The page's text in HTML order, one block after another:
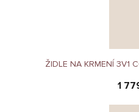
ŽIDLE NA KRMENÍ 3V1
1